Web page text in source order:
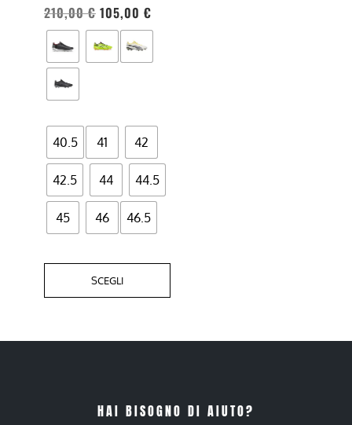
210,00€ 105,00 €
40.5 41 42
42.5 44 44.5
45 46 46.5
SCEGLI
essere
scelte
nella
pagina
del
HAI BISOGNO DI AIUTO?